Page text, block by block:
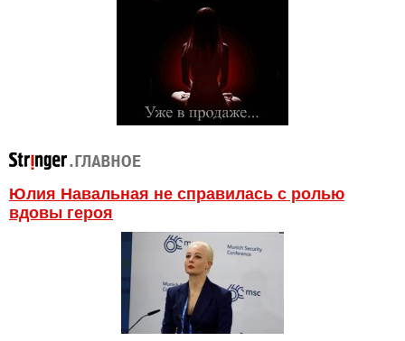
Юлия Навальная не справилась с ролью
вдовы героя